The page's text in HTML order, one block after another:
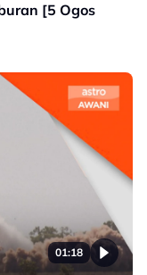
[5 Ogos
01:18